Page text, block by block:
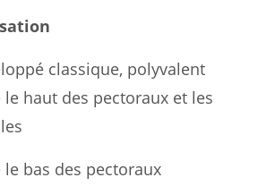
classique, polyvalent
le haut des pectoraux et les
le bas des pectoraux